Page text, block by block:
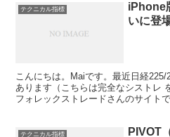
テクニカル指標
iPhone
いに登
こんにちは。Maiです。最近日経
あります（こちらは完全なシストレ
フォレックストレードさんのサイト
テクニカル指標
PIVOT